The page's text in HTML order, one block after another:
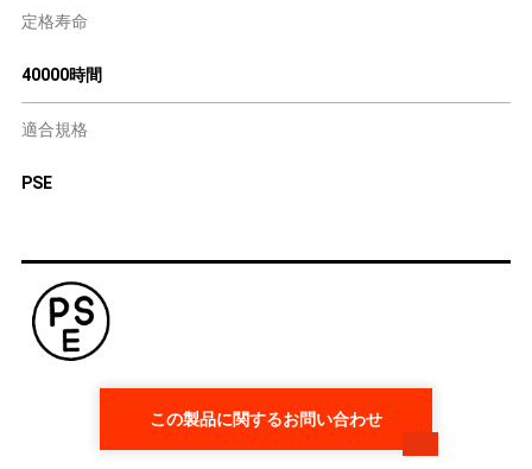
定格寿命
40000時間
適合規格
PSE
この製品に関するお問い合わせ